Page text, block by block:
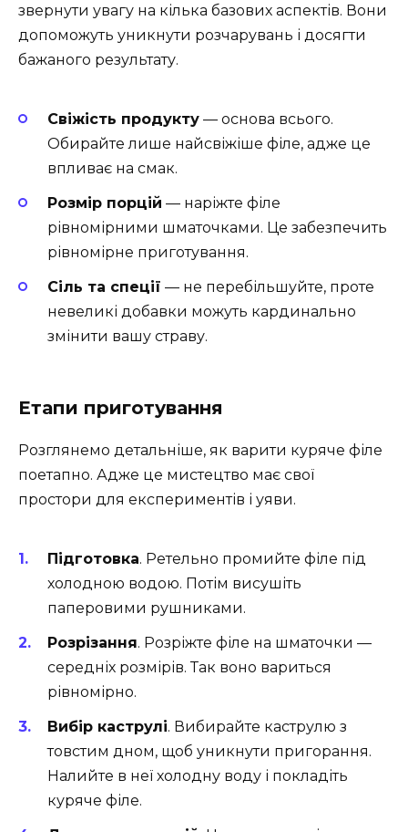
звернути увагу на кілька базових аспектів. Вони
допоможуть уникнути розчарувань і досягти
бажаного результату.
Свіжість продукту — основа всього.
Обирайте лише найсвіжіше філе, адже це
впливає на смак.
Розмір порцій — наріжте філе
рівномірними шматочками. Це забезпечить
рівномірне приготування.
Сіль та спеції — не перебільшуйте, проте
невеликі добавки можуть кардинально
змінити вашу страву.
Етапи приготування
Розглянемо детальніше, як варити куряче філе
поетапно. Адже це мистецтво має свої
простори для експериментів і уяви.
Підготовка. Ретельно промийте філе під
холодною водою. Потім висушіть
паперовими рушниками.
Розрізання. Розріжте філе на шматочки —
середніх розмірів. Так воно вариться
рівномірно.
Вибір каструлі. Вибирайте каструлю з
товстим дном, щоб уникнути пригорання.
Налийте в неї холодну воду і покладіть
куряче філе.